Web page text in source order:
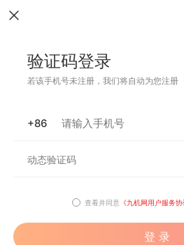
验证码登录
若该手机号未注册，我们将自动为您注册
+86
查看并同意 《九机网用户服务协
登 录